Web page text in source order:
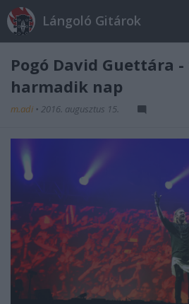
Lángoló Gitárok
Pogó David Guettára -
harmadik nap
m.adi • 2016. augusztus 15.